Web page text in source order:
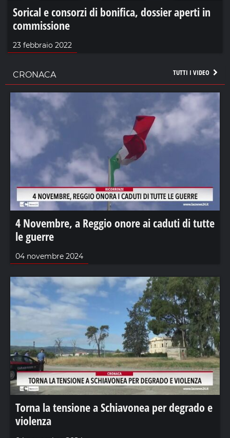
Sorical e consorzi di bonifica, dossier aperti in
commissione
23 febbraio 2022
TUTTI I VIDEO
CRONACA
4 Novembre, a Reggio onore ai caduti di tutte
le guerre
04 novembre 2024
Torna la tensione a Schiavonea per degrado e
violenza